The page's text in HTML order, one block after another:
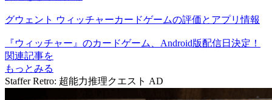
グウェント ウィッチャーカードゲームの評価とアプリ情報
『ウィッチャー』のカードゲーム、Android版配信日決定！
関連記事を
もっとみる
Staffer Retro: 超能力推理クエスト AD